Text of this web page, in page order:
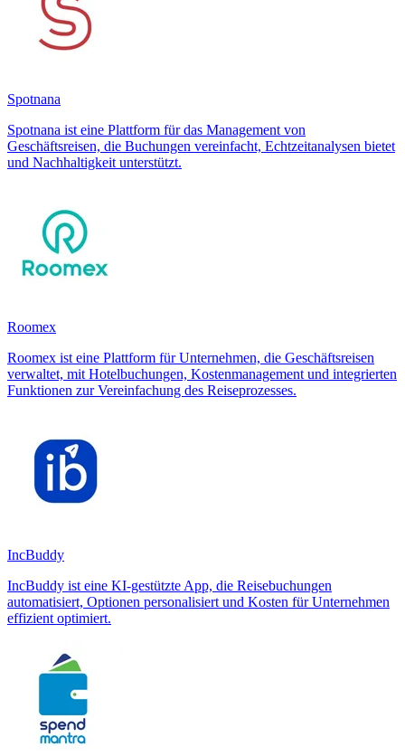
Spotnana
Spotnana ist eine Plattform für das Management von
Geschäftsreisen, die Buchungen vereinfacht, Echtzeitanalysen bietet
und Nachhaltigkeit unterstützt.
Roomex
Roomex ist eine Plattform für Unternehmen, die Geschäftsreisen
verwaltet, mit Hotelbuchungen, Kostenmanagement und integrierten
Funktionen zur Vereinfachung des Reiseprozesses.
IncBuddy
IncBuddy ist eine KI-gestützte App, die Reisebuchungen
automatisiert, Optionen personalisiert und Kosten für Unternehmen
effizient optimiert.